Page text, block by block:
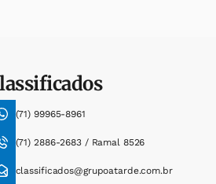
(71) 99965-8961
(71) 2886-2683 / Ramal 8526
classificados@grupoatarde.com.br